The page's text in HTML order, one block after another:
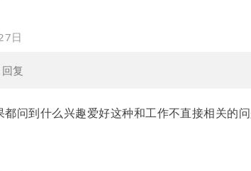
日
回复
问到什么兴趣爱好这种和工作不直接相关的